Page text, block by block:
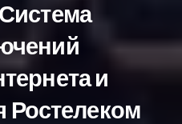
и
Ростелеком